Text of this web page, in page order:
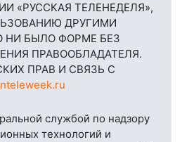
«РУССКАЯ ТЕЛЕНЕДЕЛЯ»,
ДРУГИМИ
НИ БЫЛО ФОРМЕ БЕЗ
ПРАВООБЛАДАТЕЛЯ.
ПРАВ И СВЯЗЬ С
службой по надзору
технологий и